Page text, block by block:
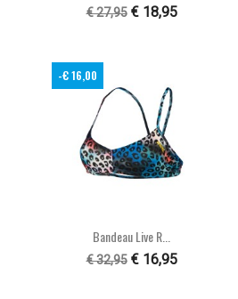
€ 27,95 € 18,95
Bandeau Live R...
€ 32,95 € 16,95
-€ 16,00